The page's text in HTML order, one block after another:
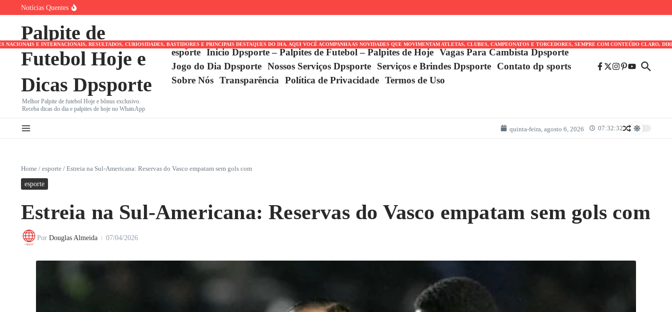
Ir para o conteúdo
Notícias Quentes
Vitória busca virada heroica contra Athletico-PR no Barradão pela Copa
Endrick Corre Contra o Relógio no Real Madrid: Futuro Incerto
Palpite de
Futebol Hoje e
Dicas Dpsporte
Melhor Palpite de futebol Hoje e bônus exclusivo.
Receba dicas do dia e palpites de hoje no WhatsApp
esporte
E INTERNACIONAIS, RESULTADOS, CURIOSIDADES, BASTIDORES E PRINCIPAIS DESTAQUES DO DIA. AQUI VOCÊ ACOMPANHA AS NOVIDADES QUE MOVIMENTAM ATLETAS, CLUBES, CAMPEONATOS E TORCEDORES, SEMPRE COM CONTEÚDO CLARO,
Inicio Dpsporte – Palpites de Futebol – Palpites de Hoje Vagas Para Cambista Dpsporte
Jogo do Dia Dpsporte Nossos Serviços Dpsporte Serviços e Brindes Dpsporte
Contato dp sports
Sobre Nós Transparência Política de Privacidade Termos de Uso
quinta-feira, agosto 6, 2026 07:32:32
Home / esporte / Estreia na Sul-Americana: Reservas do Vasco empatam sem gols com
esporte
Estreia na Sul-Americana: Reservas do Vasco empatam sem gols com
Por Douglas Almeida 07/04/2026